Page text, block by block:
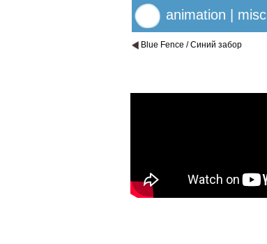
animation misc
Blue Fence / Синий забор